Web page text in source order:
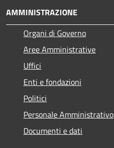
AMMINISTRAZIONE
Organi di Governo
Aree Amministrative
Uffici
Enti e fondazioni
Politici
Personale Amministrativo
Documenti e dati